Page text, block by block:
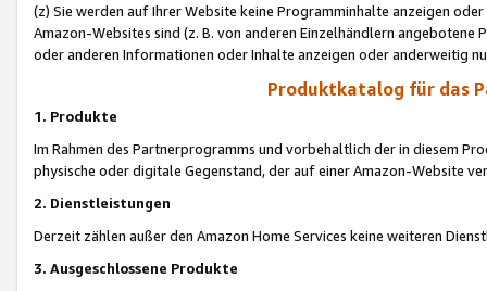
(z) Sie werden auf Ihrer Website keine Programminhalte anzeigen
Amazon-Websites sind (z. B. von anderen Einzelhändlern
oder anderen Informationen oder Inhalte anzeigen oder anderweitig
Produktkatalog für das
1. Produkte
Im Rahmen des Partnerprogramms und vorbehaltlich der in diesem
physische oder digitale Gegenstand, der auf einer Amazon-Website
2. Dienstleistungen
Derzeit zählen außer den Amazon Home Services keine weiteren
3. Ausgeschlossene Produkte